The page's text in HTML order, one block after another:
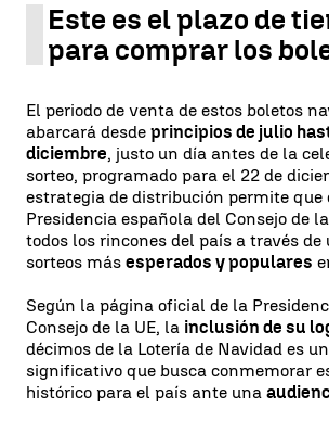
Este es el plazo de
para comprar los
El periodo de venta de estos boletos
abarcará desde principios de julio
diciembre, justo un día antes de la
sorteo, programado para el 22 de
estrategia de distribución permite que
Presidencia española del Consejo de
todos los rincones del país a través de
sorteos más esperados y populares
Según la página oficial de la
Consejo de la UE, la inclusión de su
décimos de la Lotería de Navidad es
significativo que busca conmemorar
histórico para el país ante una